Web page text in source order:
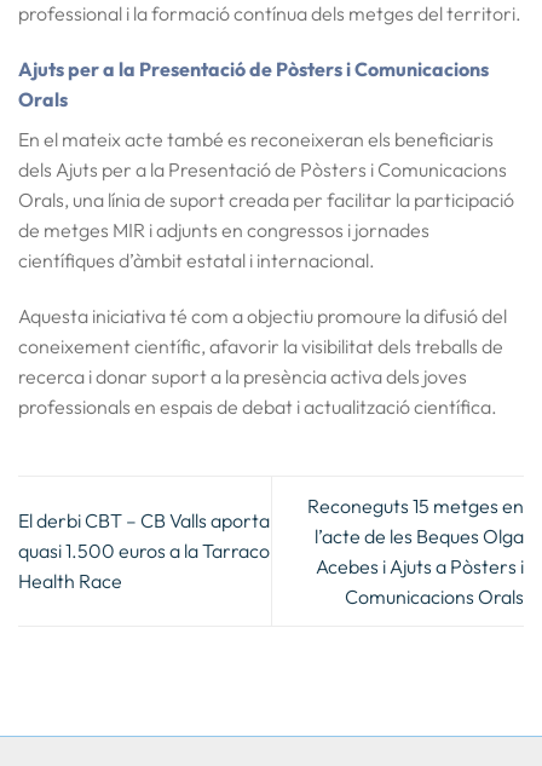
professional i la formació contínua dels metges del territori.
Ajuts per a la Presentació de Pòsters i Comunicacions
Orals
En el mateix acte també es reconeixeran els beneficiaris
dels Ajuts per a la Presentació de Pòsters i Comunicacions
Orals, una línia de suport creada per facilitar la participació
de metges MIR i adjunts en congressos i jornades
científiques d’àmbit estatal i internacional.
Aquesta iniciativa té com a objectiu promoure ladifusió del
coneixement científic, afavorir la visibilitat dels treballs de
recerca i donar suport a la presència activa dels joves
professionals en espais de debat i actualització científica.
El derbi CBT – CB Valls aporta
quasi 1.500 euros a la Tarraco
Health Race
Reconeguts 15 metges en
l’acte de les Beques Olga
Acebes i Ajuts a Pòsters i
Comunicacions Orals